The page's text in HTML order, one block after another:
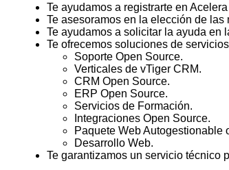
Te ayudamos a registrarte en
Te asesoramos en la elección de
Te ayudamos a solicitar la ayuda en
Te ofrecemos soluciones de
Soporte Open Source.
Verticales de vTiger CRM.
CRM Open Source.
ERP Open Source.
Servicios de Formación.
Integraciones Open Source.
Paquete Web Autogestionable
Desarrollo Web.
Te garantizamos un servicio técnico